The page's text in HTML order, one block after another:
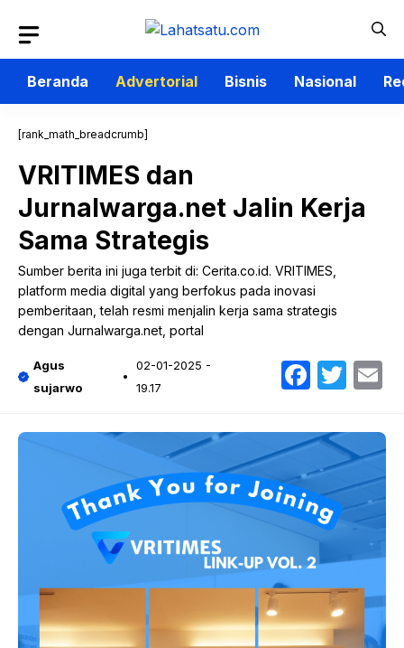
isi
Beranda
Advertorial Bisnis Nasional
[rank_math_breadcrumb]
VRITIMES dan
Jurnalwarga.net Jalin Kerja
Sama Strategis
Sumber berita ini juga terbit di: Cerita.co.id. VRITIMES,
platform media digital yang berfokus pada inovasi
pemberitaan, telah resmi menjalin kerja sama strategis
dengan Jurnalwarga.net, portal
Agus
sujarwo
02-01-2025 -
19.17